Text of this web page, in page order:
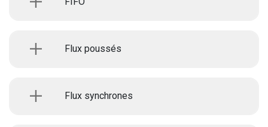
Flux poussés
Flux synchrones